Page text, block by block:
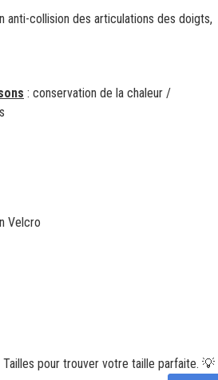
anti-collision des articulations des doigts,
: conservation de la chaleur /
Velcro
pour trouver votre taille parfaite. 💡